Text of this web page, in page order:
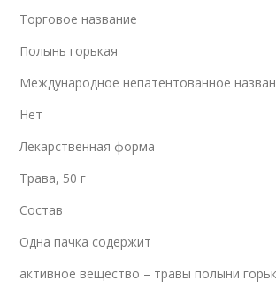
Торговое название
Полынь горькая
Международное непатентованное
Нет
Лекарственная форма
Трава, 50 г
Состав
Одна пачка содержит
активное вещество – травы полыни